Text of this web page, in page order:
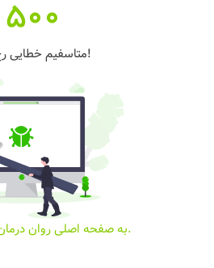
500
متاسفیم خطایی رخ داد!
به صفحه اصلی روان درمان مراجعه کنید.